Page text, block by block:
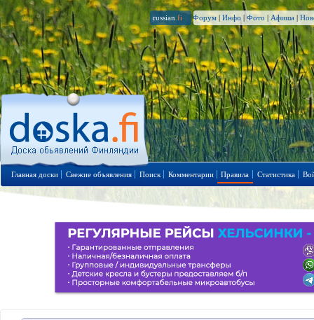
russian .fi Форум | Инфо | Фото | Афиша |
Главная доски Свежие объявления Поиск Комментарии Правила Статистика